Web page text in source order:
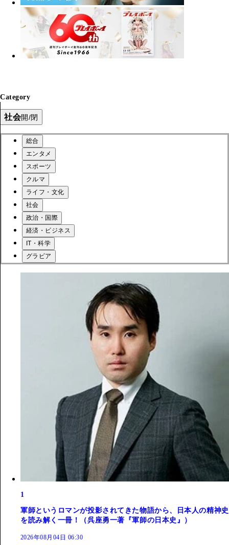
Category
社会開/閉
総合
エンタメ
スポーツ
クルマ
ライフ・文化
社会
政治・国際
経済・ビジネス
IT・科学
グラビア
1
軍師というロマンが投影されてきた物語から、日本人の精神史
を読み解く一冊！（呉座勇一著『軍師の日本史』）
2026年08月04日 06:30